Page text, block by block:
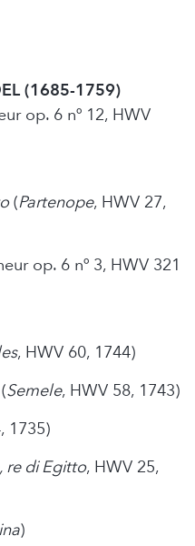
(1685-1759)
op. 6 nº 12, HWV
(Partenope, HWV 27,
op. 6 nº 3, HWV 321
, HWV 60, 1744)
Semele, HWV 58, 1743)
1735)
re di Egitto, HWV 25,
)